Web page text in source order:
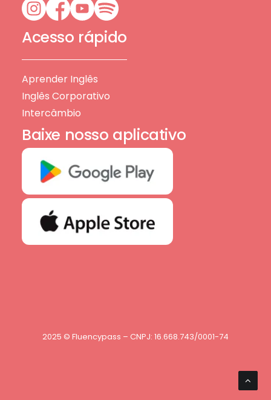
Acesso rápido
Aprender Inglês
Inglês Corporativo
Intercâmbio
Baixe nosso aplicativo
2025 © Fluencypass – CNPJ: 16.668.743/0001-74